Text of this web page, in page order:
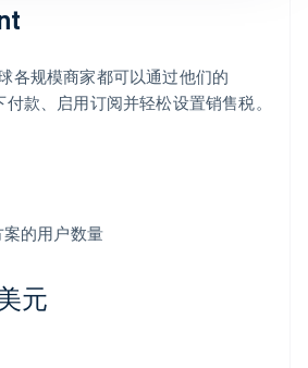
的用户数量
元
各规模商家都可以通过他们的
款、启用订阅并轻松设置销售税。